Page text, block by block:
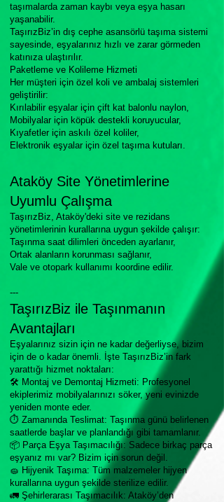
taşımalarda zaman kaybı veya eşya hasarı
yaşanabilir.
TaşırızBiz’in dış cephe asansörlü taşıma sistemi
sayesinde, eşyalarınız hızlı ve zarar görmeden
katınıza ulaştırılır.
Paketleme ve Kolileme Hizmeti
Her müşteri için özel koli ve ambalaj sistemleri
geliştirilir:
Kırılabilir eşyalar için çift kat balonlu naylon,
Mobilyalar için köpük destekli koruyucular,
Kıyafetler için askılı özel koliler,
Elektronik eşyalar için özel taşıma kutuları.
Ataköy Site Yönetimlerine
Uyumlu Çalışma
TaşırızBiz, Ataköy'deki site ve rezidans
yönetimlerinin kurallarına uygun şekilde çalışır:
Taşınma saat dilimleri önceden ayarlanır,
Ortak alanların korunması sağlanır,
Vale ve otopark kullanımı koordine edilir.
---
TaşırızBiz ile Taşınmanın
Avantajları
Eşyalarınız sizin için ne kadar değerliyse, bizim
için de o kadar önemli. İşte TaşırızBiz’in fark
yarattığı hizmet noktaları:
🛠 Montaj ve Demontaj Hizmeti: Profesyonel
ekiplerimiz mobilyalarınızı söker, yeni evinizde
yeniden monte eder.
⏱ Zamanında Teslimat: Taşınma günü belirlenen
saatlerde başlar ve planlandığı gibi tamamlanır.
📦 Parça Eşya Taşımacılığı: Sadece birkaç parça
eşyanız mı var? Bizim için sorun değil.
🧽 Hijyenik Taşıma: Tüm malzemeler hijyen
kurallarına uygun şekilde sterilize edilir.
🚛 Şehirlerarası Taşımacılık: Ataköy’den